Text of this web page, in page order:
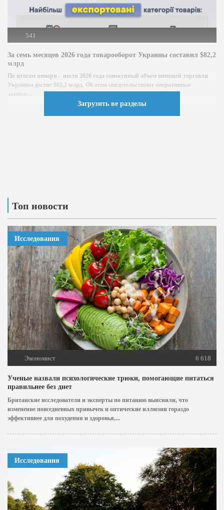
Топ новости
Исследования
Экономист 6 618
Ученые назвали психологические трюки, помогающие питаться
правильнее без диет
Британские исследователи и эксперты по питанию выяснили, что
изменение повседневных привычек и оптические иллюзии гораздо
эффективнее для похудения и здоровья,...
Исследования
541
За семь месяцев 2026 года товарооборот Украины составил $82,2
млрд
По итогам января – июля 2026 года совокупный объем внешней торговли
Украины достиг $82,2 млрд. Об этом свидетельствуют оперативные
данные...
Загрузить ве разделы